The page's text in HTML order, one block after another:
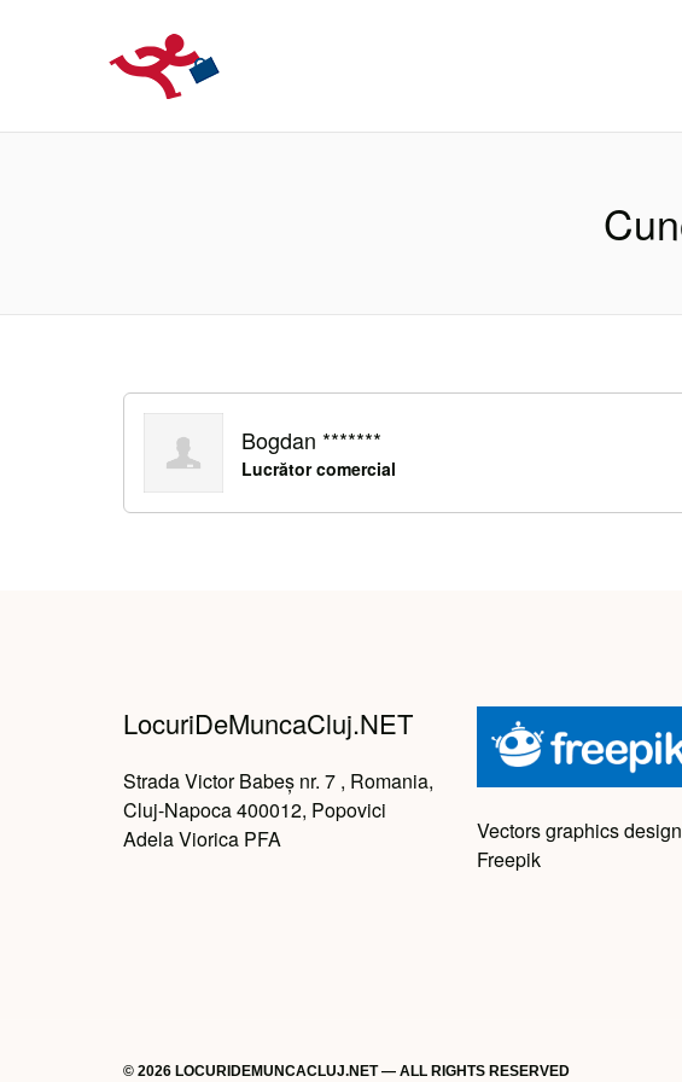
Bogdan *******
Lucrător comercial
LocuriDeMuncaCluj.NET
Strada Victor Babeș nr. 7 , Romania,
Cluj-Napoca 400012, Popovici
Adela Viorica PFA
Vectors graphics
Freepik
© 2026 LOCURIDEMUNCACLUJ.NET — ALL RIGHTS RESERVED